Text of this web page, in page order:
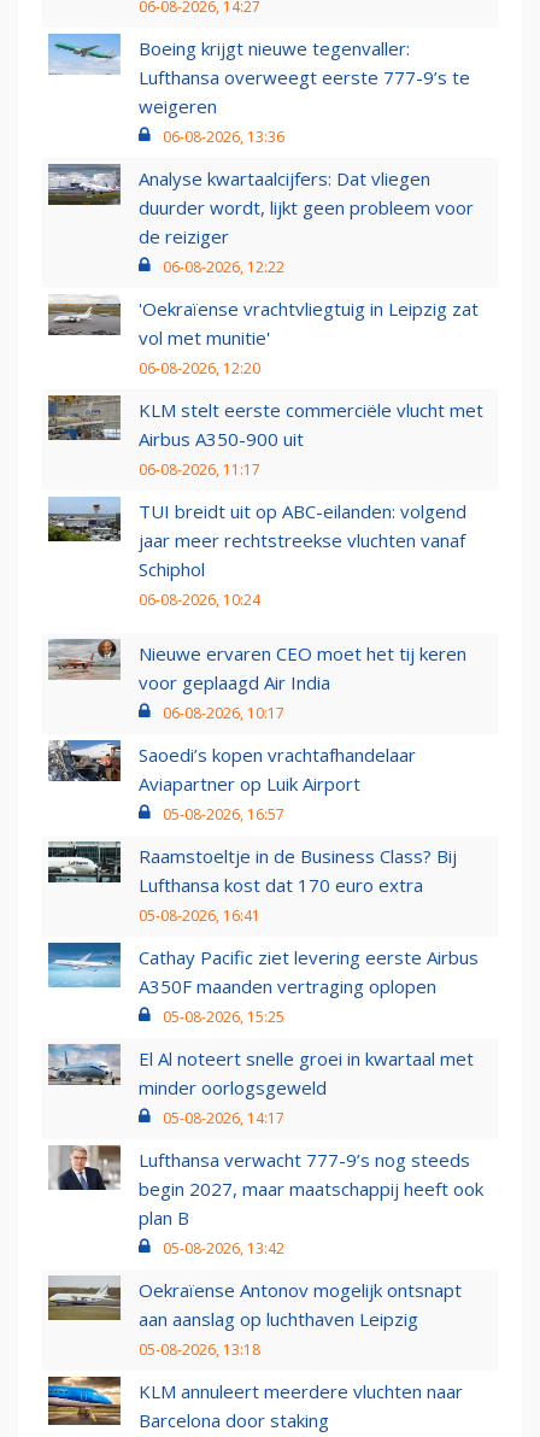
06-08-2026, 14:27
Boeing krijgt nieuwe tegenvaller:
Lufthansa overweegt eerste 777-9’s te
weigeren
06-08-2026, 13:36
Analyse kwartaalcijfers: Dat vliegen
duurder wordt, lijkt geen probleem voor
de reiziger
06-08-2026, 12:22
'Oekraïense vrachtvliegtuig in Leipzig zat
vol met munitie'
06-08-2026, 12:20
KLM stelt eerste commerciële vlucht met
Airbus A350-900 uit
06-08-2026, 11:17
TUI breidt uit op ABC-eilanden: volgend
jaar meer rechtstreekse vluchten vanaf
Schiphol
06-08-2026, 10:24
Nieuwe ervaren CEO moet het tij keren
voor geplaagd Air India
06-08-2026, 10:17
Saoedi’s kopen vrachtafhandelaar
Aviapartner op Luik Airport
05-08-2026, 16:57
Raamstoeltje in de Business Class? Bij
Lufthansa kost dat 170 euro extra
05-08-2026, 16:41
Cathay Pacific ziet levering eerste Airbus
A350F maanden vertraging oplopen
05-08-2026, 15:25
El Al noteert snelle groei in kwartaal met
minder oorlogsgeweld
05-08-2026, 14:17
Lufthansa verwacht 777-9’s nog steeds
begin 2027, maar maatschappij heeft ook
plan B
05-08-2026, 13:42
Oekraïense Antonov mogelijk ontsnapt
aan aanslag op luchthaven Leipzig
05-08-2026, 13:18
KLM annuleert meerdere vluchten naar
Barcelona door staking